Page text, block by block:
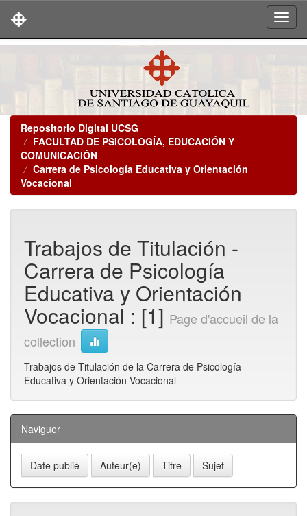
Repositorio Digital UCSG
FACULTAD DE PSICOLOGÍA, EDUCACIÓN Y
COMUNICACIÓN
Carrera de Psicología Educativa y Orientación
Vocacional
Trabajos de Titulación -
Carrera de Psicología
Educativa y Orientación
Vocacional : [1] Page d'accueil de la
collection
Trabajos de Titulación de la Carrera de Psicología
Educativa y Orientación Vocacional
Naviguer